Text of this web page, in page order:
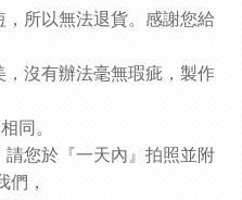
所以無法退貨。感謝您給
沒有辦法毫無瑕疵，製作
同。
您於『一天內』拍照並附
們，